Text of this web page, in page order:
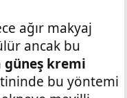
ağır makyaj
ancak bu
güneş kremi
bu yöntemi